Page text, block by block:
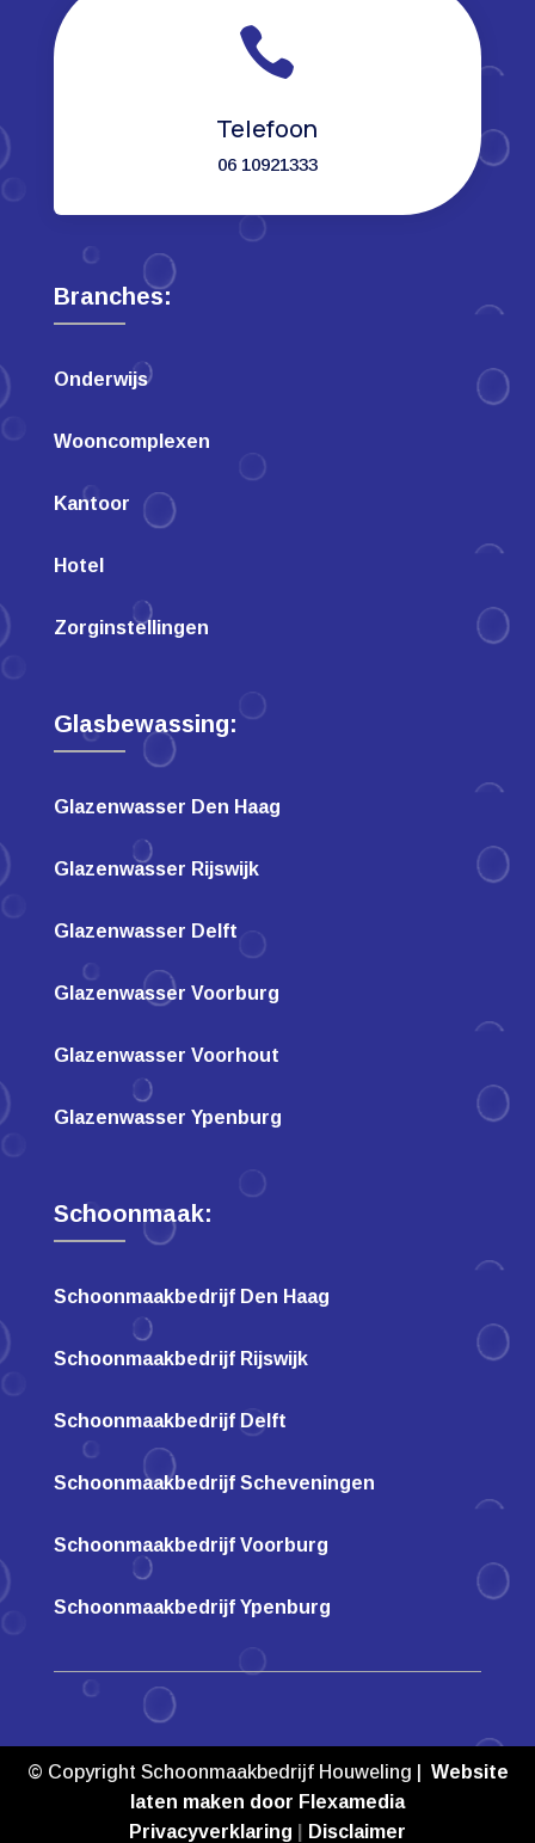

Telefoon
06 10921333
Branches:
Onderwijs
Wooncomplexen
Kantoor
Hotel
Zorginstellingen
Glasbewassing:
Glazenwasser Den Haag
Glazenwasser Rijswijk
Glazenwasser Delft
Glazenwasser Voorburg
Glazenwasser Voorhout
Glazenwasser Ypenburg
Schoonmaak:
Schoonmaakbedrijf Den Haag
Schoonmaakbedrijf Rijswijk
Schoonmaakbedrijf Delft
Schoonmaakbedrijf Scheveningen
Schoonmaakbedrijf Voorburg
Schoonmaakbedrijf Ypenburg
© Copyright Schoonmaakbedrijf Houweling | Website
laten maken door Flexamedia
Privacyverklaring
Disclaimer